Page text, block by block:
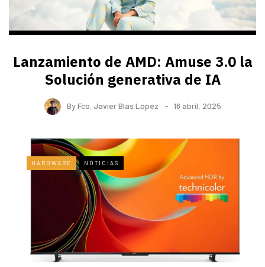
Lanzamiento de AMD: Amuse 3.0 la
Solución generativa de IA
ByFco. Javier Blas Lopez 16 abril, 2025
HARDWARE NOTICIAS